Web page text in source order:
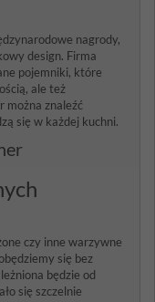
nagrody,
design. Firma
pojemniki, które
ale też
można znaleźć
się w każdej kuchni.
czy inne warzywne
się bez
będzie od
się szczelnie